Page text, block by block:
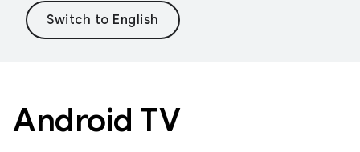
Android TV